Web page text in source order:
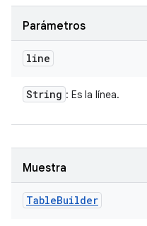
Parámetros
line
String : Es la línea.
Muestra
TableBuilder